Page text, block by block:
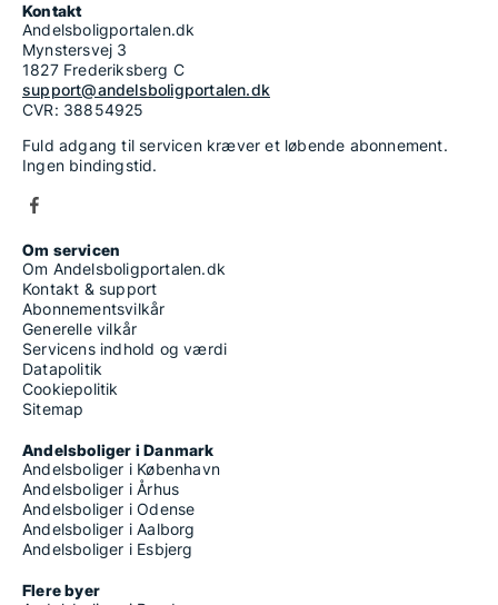
Kontakt
Andelsboligportalen.dk
Mynstersvej 3
1827 Frederiksberg C
support@andelsboligportalen.dk
CVR: 38854925
Fuld adgang til servicen kræver et løbende abonnement.
Ingen bindingstid.
Om servicen
Om Andelsboligportalen.dk
Kontakt & support
Abonnementsvilkår
Generelle vilkår
Servicens indhold og værdi
Datapolitik
Cookiepolitik
Sitemap
Andelsboliger i Danmark
Andelsboliger i København
Andelsboliger i Århus
Andelsboliger i Odense
Andelsboliger i Aalborg
Andelsboliger i Esbjerg
Flere byer